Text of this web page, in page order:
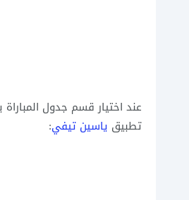
عند اختيار قسم جدول
تطبيق ياسين تيفي: